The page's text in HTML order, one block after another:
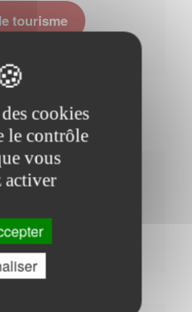
tourisme
cookies
le contrôle
vous
activer